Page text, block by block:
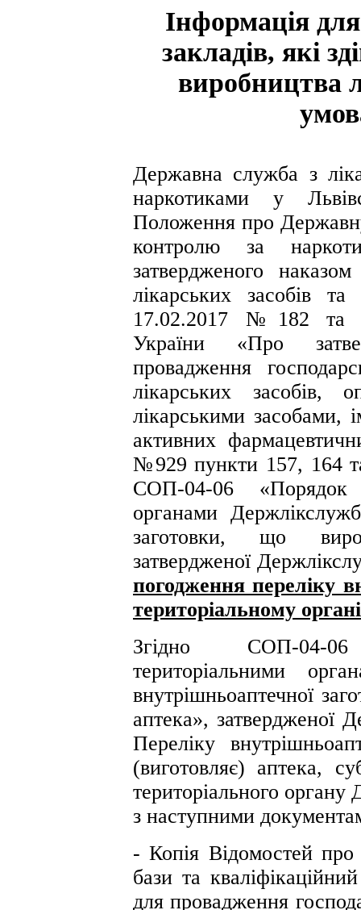
Інформація
закладів, які
виробництва
Державна служба з
наркотиками у
Положення про
контролю за
затвердженого
лікарських засобів
17.02.2017 №182 та
України «Про
провадження
лікарських засобів,
лікарськими засобами,
активних
№929 пункти 157, 164
СОП-04-06 «Порядок
органами
заготовки, що
затвердженої
погодження переліку
територіальному
Згідно СОП-04-
територіальними
внутрішньоаптечної
аптека», затвердженої
Переліку
(виготовляє) аптека,
територіального
з наступними
- Копія Відомостей про
бази та
для провадження